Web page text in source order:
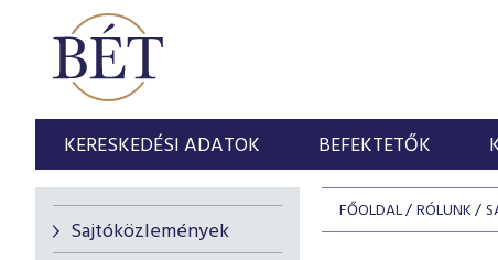
KERESKEDÉSI ADATOK BEFEKTETŐK
Sajtóközlemények
FŐOLDAL RÓLUNK